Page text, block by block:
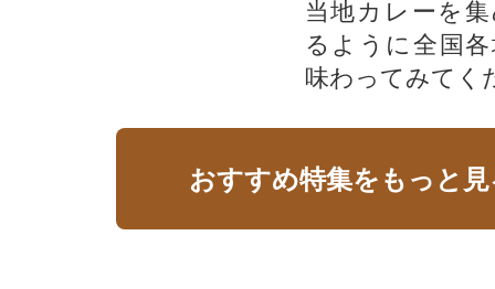
当地カレーを
るように全国
味わってみてく
おすすめ特集をもっと